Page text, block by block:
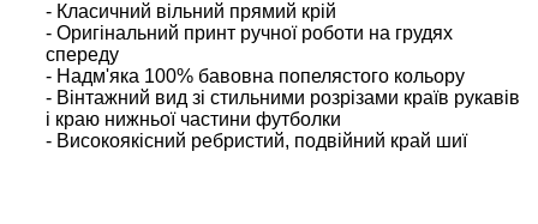
- Класичний вільний прямий крій
- Оригінальний принт ручної роботи на грудях
спереду
- Надм'яка 100% бавовна попелястого кольору
- Вінтажний вид зі стильними розрізами країв рукавів
і краю нижньої частини футболки
- Високоякісний ребристий, подвійний край шиї